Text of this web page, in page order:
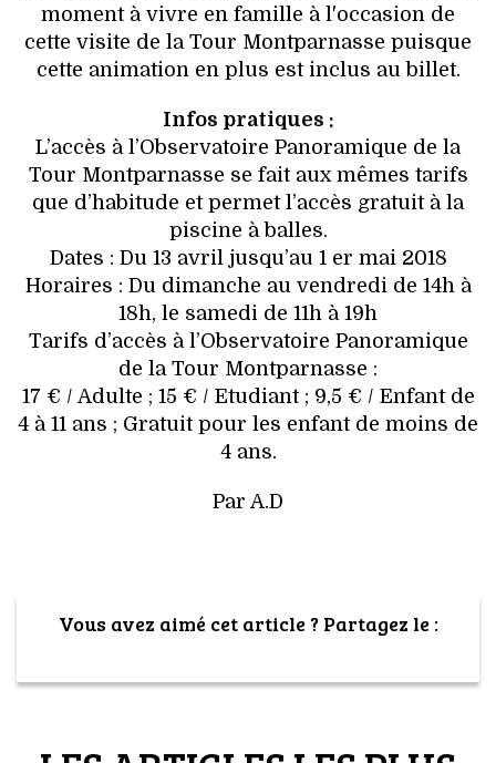
moment à vivre en famille à l'occasion de
cette visite de la Tour Montparnasse puisque
cette animation en plus est inclus au billet.
Infos pratiques :
L’accès à l’Observatoire Panoramique de la
Tour Montparnasse se fait aux mêmes tarifs
que d’habitude et permet l’accès gratuit à la
piscine à balles.
Dates : Du 13 avril jusqu’au 1 er mai 2018
Horaires : Du dimanche au vendredi de 14h à
18h, le samedi de 11h à 19h
Tarifs d’accès à l’Observatoire Panoramique
de la Tour Montparnasse :
17 € / Adulte ; 15 € / Etudiant ; 9,5 € / Enfant de
4 à 11 ans ; Gratuit pour les enfant de moins de
4 ans.
Par A.D
Vous avez aimé cet article ? Partagez le :